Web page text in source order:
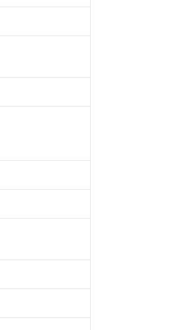
三者に漏洩または開示しないようお願いし
ただくには、I-Webメンバーズにご登録され
ストについて、当社および当社の共同利用者
談に必要な範囲で利用することをご了承く
"
あります。
って非含有を証明するものではありません
特段のことがない限り、2022年1月12日よ
、環境に深刻な影響を及ぼさない年数を意
。
輸出するおそれがある場合は、取り引きを
い機種